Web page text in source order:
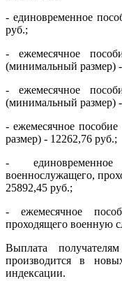
- единовременное
руб.;
- ежемесячное
(минимальный размер)
- ежемесячное
(минимальный размер)
- ежемесячное
размер) - 12262,76 руб.;
-
военнослужащего,
25892,45 руб.;
- ежемесячное
проходящего военную
Выплата
производится в
индексации.